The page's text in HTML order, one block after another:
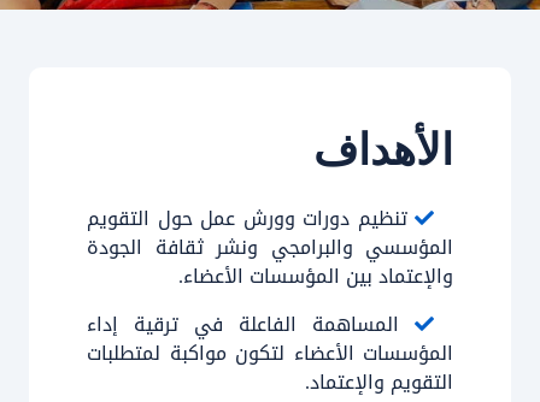
الأهداف
تنظيم دورات وورش عمل حول التقويم
المؤسسي والبرامجي ونشر ثقافة الجودة
والإعتماد بين المؤسسات الأعضاء.
المساهمة الفاعلة في ترقية إداء
المؤسسات الأعضاء لتكون مواكبة لمتطلبات
التقويم والإعتماد.